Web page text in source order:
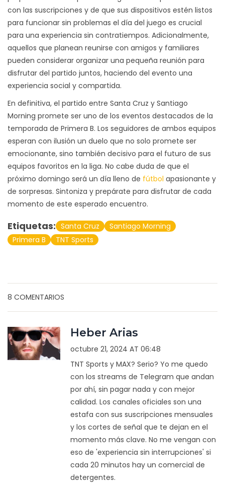
con las suscripciones y de que sus dispositivos estén listos
para funcionar sin problemas el día del juego es crucial
para una experiencia sin contratiempos. Adicionalmente,
aquellos que planean reunirse con amigos y familiares
pueden considerar organizar una pequeña reunión para
disfrutar del partido juntos, haciendo del evento una
experiencia social y compartida.
En definitiva, el partido entre Santa Cruz y Santiago
Morning promete ser uno de los eventos destacados de la
temporada de Primera B. Los seguidores de ambos equipos
esperan con ilusión un duelo que no solo promete ser
emocionante, sino también decisivo para el futuro de sus
equipos favoritos en la liga. No cabe duda de que el
próximo domingo será un día lleno de fútbol apasionante y
de sorpresas. Sintoniza y prepárate para disfrutar de cada
momento de este esperado encuentro.
Etiquetas: Santa Cruz
Santiago Morning
Primera B
TNT Sports
8 COMENTARIOS
Heber Arias
octubre 21, 2024 AT 06:48
TNT Sports y MAX? Serio? Yo me quedo
con los streams de Telegram que andan
por ahí, sin pagar nada y con mejor
calidad. Los canales oficiales son una
estafa con sus suscripciones mensuales
y los cortes de señal que te dejan en el
momento más clave. No me vengan con
eso de 'experiencia sin interrupciones' si
cada 20 minutos hay un comercial de
detergentes.